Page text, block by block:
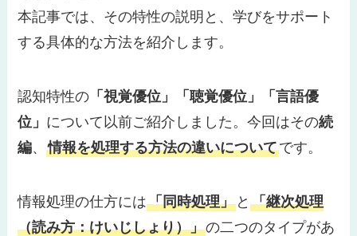
本記事では、その特性の説明と、学びをサポート
する具体的な方法を紹介します。
認知特性の 「視覚優位」「聴覚優位」「言語優
位」 について以前ご紹介しました。今回はその続
編、情報を処理する方法の違いについてです。
情報処理の仕方には「同時処理」 と「継次処理
（読み方：けいじしょり）」の二つのタイプがあ